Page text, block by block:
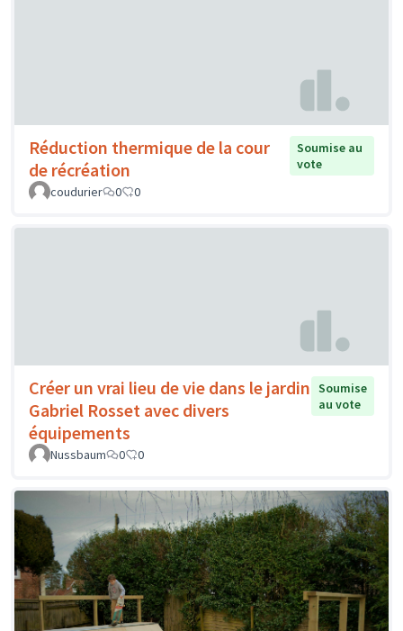
Réduction thermique de la cour
de récréation
Soumise au
vote
coudurier
0 0
Créer un vrai lieu de vie dans le jardin
Gabriel Rosset avec divers
équipements
Soumise
au vote
Nussbaum 0 0